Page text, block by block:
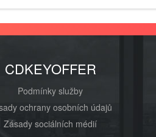
CDKEYOFFER
Podmínky služby
ochrany osobních údajů
Zásady sociálních médií